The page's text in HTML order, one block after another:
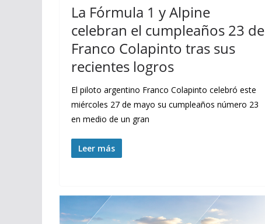
La Fórmula 1 y Alpine
celebran el cumpleaños 23 de
Franco Colapinto tras sus
recientes logros
El piloto argentino Franco Colapinto celebró este
miércoles 27 de mayo su cumpleaños número 23
en medio de un gran
Leer más